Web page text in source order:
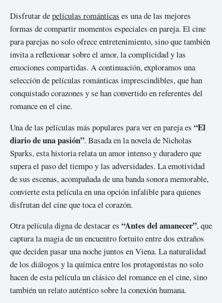
Disfrutar depelículas románticas es una de las mejores
formas de compartir momentos especiales en pareja. El cine
para parejas no solo ofrece entretenimiento, sino que también
invita a reflexionar sobre el amor, la complicidad y las
emociones compartidas. A continuación, exploramos una
selección de películas románticas imprescindibles, que han
conquistado corazones y se han convertido en referentes del
romance en el cine.
Una de las películas más populares para ver en pareja es “El
diario de una pasión”. Basada en la novela de Nicholas
Sparks, esta historia relata un amor intenso y duradero que
supera el paso del tiempo y las adversidades. La emotividad
de sus escenas, acompañada de una banda sonora memorable,
convierte esta película en una opción infalible para quienes
disfrutan del cine que toca el corazón.
Otra película digna de destacar es “Antes del amanecer”, que
captura la magia de un encuentro fortuito entre dos extraños
que deciden pasar una noche juntos en Viena. La naturalidad
de los diálogos y la química entre los protagonistas no solo
hacen de esta película un clásico del romance en el cine, sino
también un relato auténtico sobre la conexión humana.